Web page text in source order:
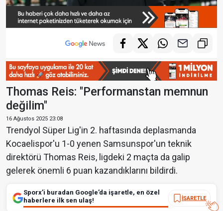
Thomas Reis: "Performanstan memnun
değilim"
16 Ağustos 2025 23:08
Trendyol Süper Lig'in 2. haftasında deplasmanda
Kocaelispor'u 1-0 yenen Samsunspor'un teknik
direktörü Thomas Reis, ligdeki 2 maçta da galip
gelerek önemli 6 puan kazandıklarını bildirdi.
Sporx’i buradan Google’da işaretle, en özel
haberlere ilk sen ulaş!
İŞARETLE